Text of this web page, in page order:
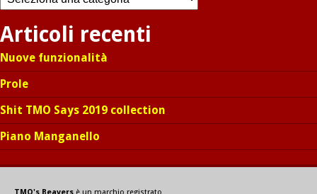
Articoli recenti
Nuove funzionalità
Prole
Shit TMO Says 2019 collection
Piano Manganello